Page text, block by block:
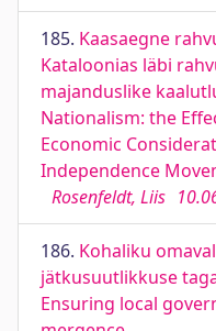
185. Kaasaegne
Kataloonias läbi
majanduslike
Nationalism: the
Economic
Independence
Rosenfeldt, Liis
186. Kohaliku
jätkusuutlikkuse
Ensuring local